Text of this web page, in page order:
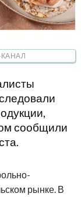
сообщили
рынке. В